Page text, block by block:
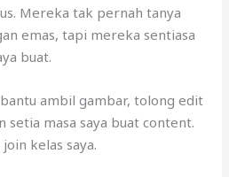
Mereka tak pernah tanya
emas, tapi mereka sentiasa
buat.
ambil gambar, tolong edit
setia masa saya buat content.
kelas saya.